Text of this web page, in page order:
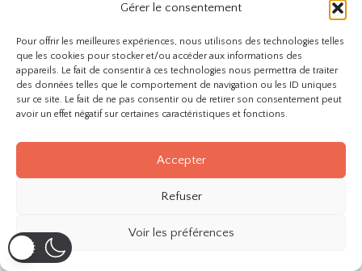
Gérer le consentement
Pour offrir les meilleures expériences, nous utilisons des technologies telles
que les cookies pour stocker et/ou accéder aux informations des
appareils. Le fait de consentir à ces technologies nous permettra de traiter
des données telles que le comportement de navigation ou les ID uniques
sur ce site. Le fait de ne pas consentir ou de retirer son consentement peut
avoir un effet négatif sur certaines caractéristiques et fonctions.
Accepter
Refuser
Voir les préférences
letiziaon 20 janvier 2013
cest chouette! bon je n’essaierais pas, je n’ai
pas DU TOUT la main verte lol!
Répondre
Anneon 22 janvier 2013